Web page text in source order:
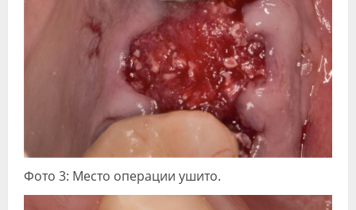
Фото 3: Место операции ушито.